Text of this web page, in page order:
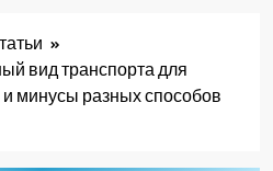
вид транспорта для
минусы разных способов